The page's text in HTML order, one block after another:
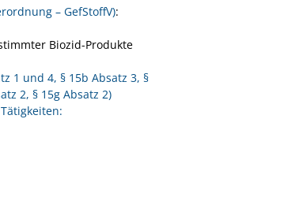
– GefStoffV):
Biozid-Produkte
1 und 4, § 15b Absatz 3, §
2, § 15g Absatz 2)